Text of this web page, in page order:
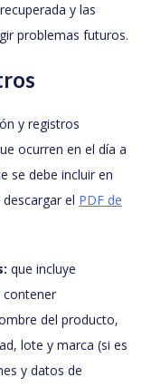
y las
problemas futuros.
y registros
ocurren en el día a
se debe incluir en
el PDF de
que incluye
contener
del producto,
lote y marca (si es
y datos de